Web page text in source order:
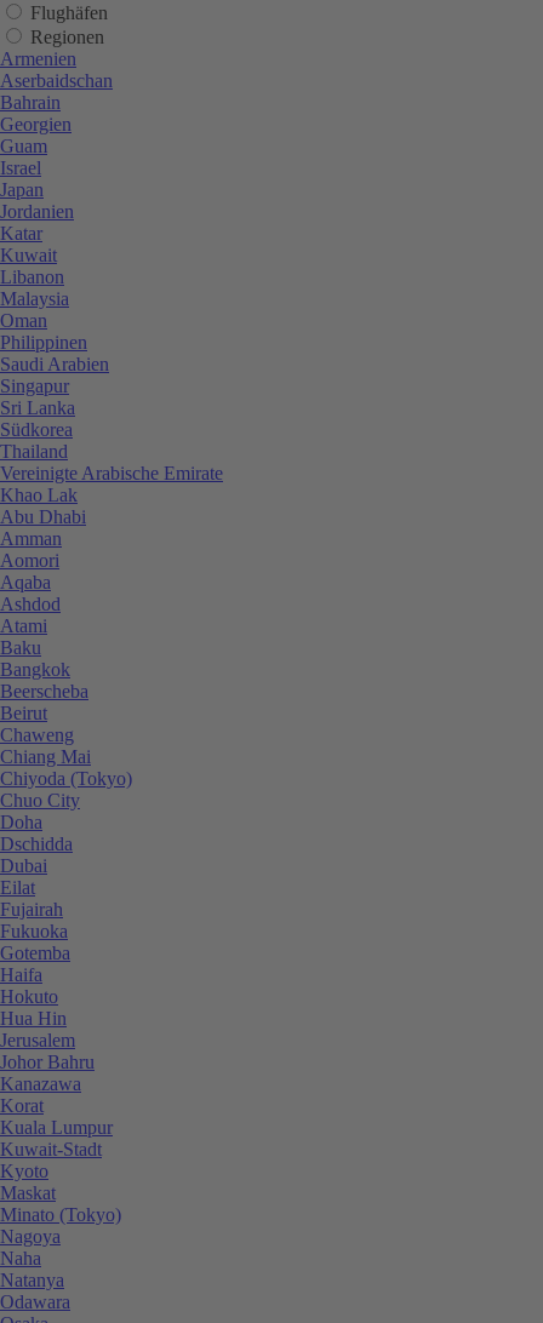
Flughäfen
Regionen
Armenien
Aserbaidschan
Bahrain
Georgien
Guam
Israel
Japan
Jordanien
Katar
Kuwait
Libanon
Malaysia
Oman
Philippinen
Saudi Arabien
Singapur
Sri Lanka
Südkorea
Thailand
Vereinigte Arabische Emirate
Khao Lak
Abu Dhabi
Amman
Aomori
Aqaba
Ashdod
Atami
Baku
Bangkok
Beerscheba
Beirut
Chaweng
Chiang Mai
Chiyoda (Tokyo)
Chuo City
Doha
Dschidda
Dubai
Eilat
Fujairah
Fukuoka
Gotemba
Haifa
Hokuto
Hua Hin
Jerusalem
Johor Bahru
Kanazawa
Korat
Kuala Lumpur
Kuwait-Stadt
Kyoto
Maskat
Minato (Tokyo)
Nagoya
Naha
Natanya
Odawara